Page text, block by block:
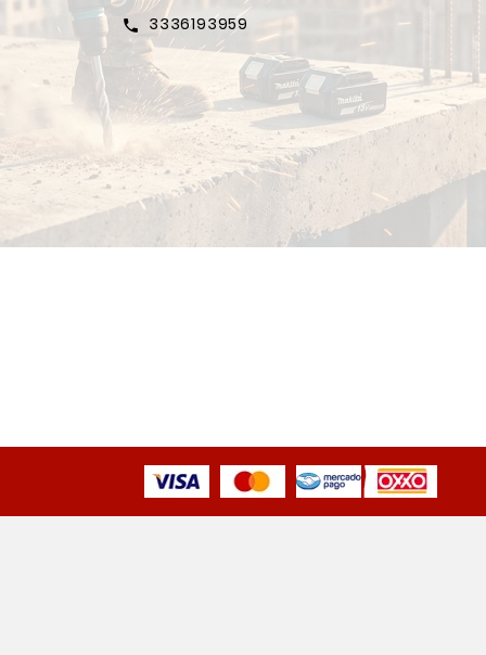
call 3336193959